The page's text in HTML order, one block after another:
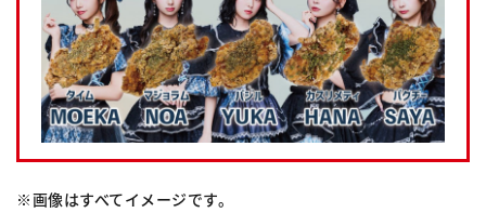
※画像はすべてイメージです。